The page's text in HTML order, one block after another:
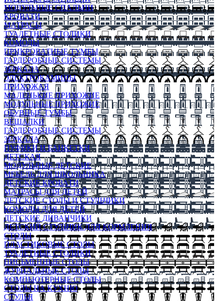
МОДУЛЬНЫЕ СПАЛЬНИ
КРОВАТИ
МАТРАСЫ
ТУАЛЕТНЫЕ СТОЛИКИ
КОМОДЫ
ПРИКРОВАТНЫЕ ТУМБЫ
ГАРДЕРОБНЫЕ СИСТЕМЫ
ЗЕРКАЛА
ЭЛЕКТРОКАМИНЫ
ПРИХОЖАЯ
МАЛЕНЬКИЕ ПРИХОЖИЕ
МОДУЛЬНЫЕ ПРИХОЖИЕ
ОБУВНЫЕ ТУМБЫ
ВЕШАЛКИ
ГАРДЕРОБНЫЕ СИСТЕМЫ
ЗЕРКАЛА
ПУФИКИ И БАНКЕТКИ
ДЕТСКАЯ
МОДУЛЬНЫЕ ДЕТСКИЕ
МЕБЕЛЬ ДЛЯ ШКОЛЬНИКА
ДЕТСКИЕ КРОВАТИ
МАТРАСЫ ДЛЯ ДЕТЕЙ
ДЕТСКИЕ СТОЛЫ И СТУЛЬЧИКИ
КОМОДЫ ДЛЯ ДЕТЕЙ
ДЕТСКИЕ ДИВАНЧИКИ
ДЕТСКИЙ СТУЛЬЧИК ДЛЯ КОРМЛЕНИЯ
СТОЛЫ
ПЛАСТИКОВЫЕ СТОЛЫ
ТУАЛЕТНЫЕ СТОЛИКИ
ПИСЬМЕННЫЕ СТОЛЫ
ЖУРНАЛЬНЫЕ СТОЛЫ
КОМПЬЮТЕРНЫЕ СТОЛЫ
СТОЛЫ НА КУХНЮ
СТУЛЬЯ